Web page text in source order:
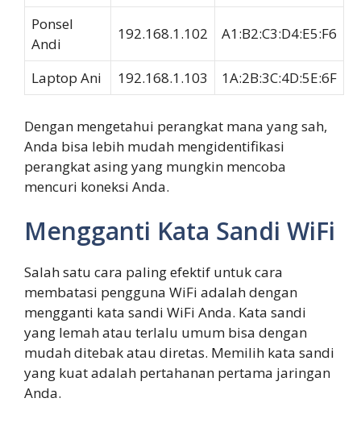
Ponsel
Andi
192.168.1.102 A1:B2:C3:D4:E5:F6
Laptop Ani 192.168.1.103 1A:2B:3C:4D:5E:6F
Dengan mengetahui perangkat mana yang sah,
Anda bisa lebih mudah mengidentifikasi
perangkat asing yang mungkin mencoba
mencuri koneksi Anda.
Mengganti Kata Sandi WiFi
Salah satu cara paling efektif untuk cara
membatasi pengguna WiFi adalah dengan
mengganti kata sandi WiFi Anda. Kata sandi
yang lemah atau terlalu umum bisa dengan
mudah ditebak atau diretas. Memilih kata sandi
yang kuat adalah pertahanan pertama jaringan
Anda.